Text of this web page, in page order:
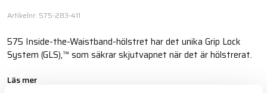
Artikelnr: 575-283-411
575 Inside-the-Waistband-hölstret har det unika Grip Lock
System (GLS),™ som säkrar skjutvapnet när det är hölstrerat.
Läs mer